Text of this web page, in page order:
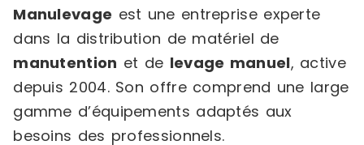
Manulevage est une entreprise experte
dans la distribution de matériel de
manutention et de levage manuel, active
depuis 2004. Son offre comprend une large
gamme d’équipements adaptés aux
besoins des professionnels.